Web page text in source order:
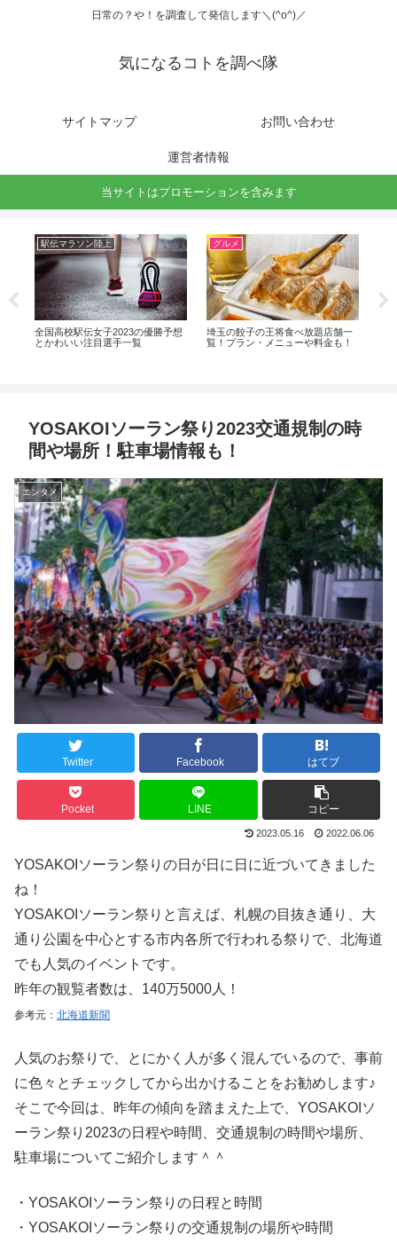
日常の？や！を調査して発信します＼(^o^)／
気になるコトを調べ隊
サイトマップ お問い合わせ
運営者情報
当サイトはプロモーションを含みます
駅伝マラソン陸上
全国高校駅伝女子2023の優勝予想
とかわいい注目選手一覧
グルメ
埼玉の餃子の王将食べ放題店舗一
覧！プラン・メニューや料金も！
YOSAKOIソーラン祭り2023交通規制の時
間や場所！駐車場情報も！
エンタメ
Twitter Facebook はてブ
Pocket LINE コピー
2023.05.16 2022.06.06
YOSAKOIソーラン祭りの日が日に日に近づいてきました
ね！
YOSAKOIソーラン祭りと言えば、札幌の目抜き通り、大
通り公園を中心とする市内各所で行われる祭りで、北海道
でも人気のイベントです。
昨年の観覧者数は、140万5000人！
参考元： 北海道新聞
人気のお祭りで、とにかく人が多く混んでいるので、事前
に色々とチェックしてから出かけることをお勧めします♪
そこで今回は、昨年の傾向を踏まえた上で、YOSAKOIソ
ーラン祭り2023の日程や時間、交通規制の時間や場所、
駐車場についてご紹介します＾＾
・YOSAKOIソーラン祭りの日程と時間
・YOSAKOIソーラン祭りの交通規制の場所や時間